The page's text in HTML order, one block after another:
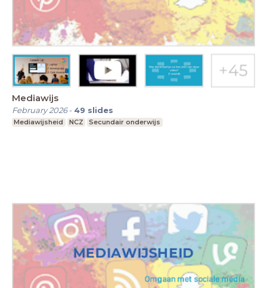
Mediawijs
February 2026- 49 slides
Mediawijsheid NCZ Secundair onderwijs